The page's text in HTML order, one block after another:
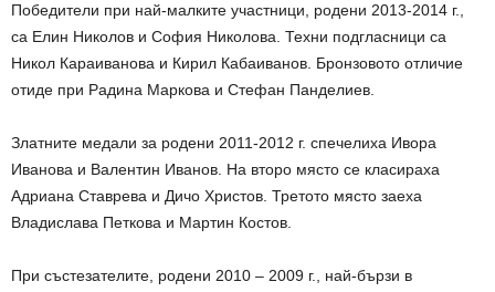
Победители при най-малките участници, родени 2013-2014 г.,
са Елин Николов и София Николова. Техни подгласници са
Никол Караиванова и Кирил Кабаиванов. Бронзовото отличие
отиде при Радина Маркова и Стефан Панделиев.
Златните медали за родени 2011-2012 г. спечелиха Ивора
Иванова и Валентин Иванов. На второ място се класираха
Адриана Ставрева и Дичо Христов. Третото място заеха
Владислава Петкова и Мартин Костов.
При състезателите, родени 2010 – 2009 г., най-бързи в